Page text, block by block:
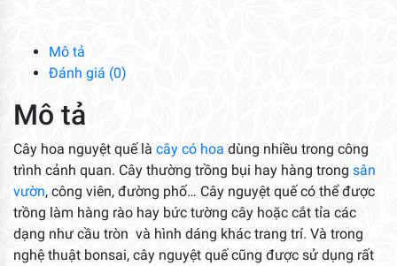
Mô tả
Đánh giá (0)
Mô tả
Cây hoa nguyệt quế là cây có hoa dùng nhiều trong công
trình cảnh quan. Cây thường trồng bụi hay hàng trong sân
vườn, công viên, đường phố… Cây nguyệt quế có thể được
trồng làm hàng rào hay bức tường cây hoặc cắt tỉa các
dạng như cầu tròn và hình dáng khác trang trí. Và trong
nghệ thuật bonsai, cây nguyệt quế cũng được sử dụng rất